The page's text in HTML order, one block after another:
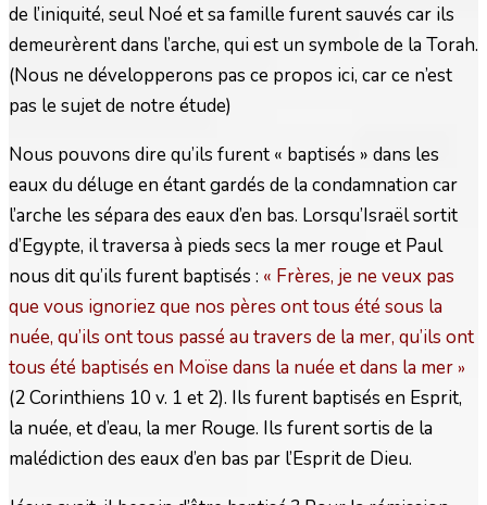
de l’iniquité, seul Noé et sa famille furent sauvés car ils
demeurèrent dans l’arche, qui est un symbole de la Torah.
(Nous ne développerons pas ce propos ici, car ce n’est
pas le sujet de notre étude)
Nous pouvons dire qu’ils furent « baptisés » dans les
eaux du déluge en étant gardés de la condamnation car
l’arche les sépara des eaux d’en bas. Lorsqu’Israël sortit
d’Egypte, il traversa à pieds secs la mer rouge et Paul
nous dit qu’ils furent baptisés : « Frères, je ne veux pas
que vous ignoriez que nos pères ont tous été sous la
nuée, qu’ils ont tous passé au travers de la mer, qu’ils ont
tous été baptisés en Moïse dans la nuée et dans la mer »
(2 Corinthiens 10 v. 1 et 2). Ils furent baptisés en Esprit,
la nuée, et d’eau, la mer Rouge. Ils furent sortis de la
malédiction des eaux d’en bas par l’Esprit de Dieu.